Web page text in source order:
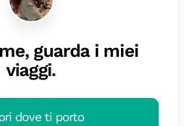
guarda i miei
viaggi.
dove ti porto